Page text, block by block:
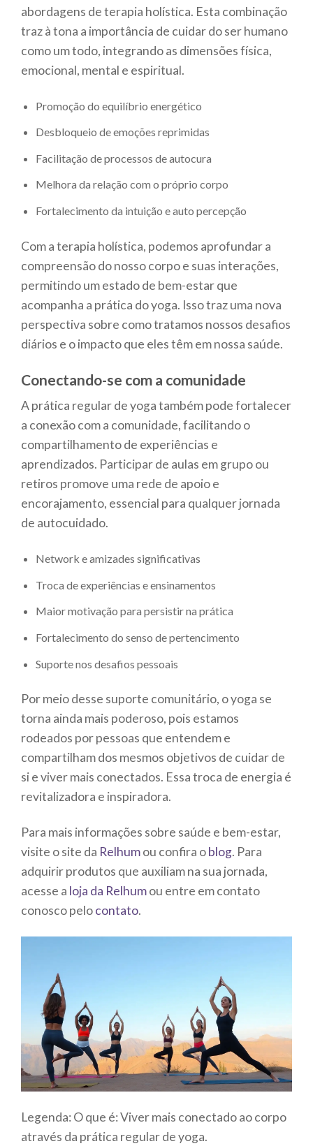
abordagens de terapia holística. Esta combinação
traz à tona a importância de cuidar do ser humano
como um todo, integrando as dimensões física,
emocional, mental e espiritual.
Promoção do equilíbrio energético
Desbloqueio de emoções reprimidas
Facilitação de processos de autocura
Melhora da relação com o próprio corpo
Fortalecimento da intuição e auto percepção
Com a terapia holística, podemos aprofundar a
compreensão do nosso corpo e suas interações,
permitindo um estado de bem-estar que
acompanha a prática do yoga. Isso traz uma nova
perspectiva sobre como tratamos nossos desafios
diários e o impacto que eles têm em nossa saúde.
Conectando-se com a comunidade
A prática regular de yoga também pode fortalecer
a conexão com a comunidade, facilitando o
compartilhamento de experiências e
aprendizados. Participar de aulas em grupo ou
retiros promove uma rede de apoio e
encorajamento, essencial para qualquer jornada
de autocuidado.
Network e amizades significativas
Troca de experiências e ensinamentos
Maior motivação para persistir na prática
Fortalecimento do senso de pertencimento
Suporte nos desafios pessoais
Por meio desse suporte comunitário, o yoga se
torna ainda mais poderoso, pois estamos
rodeados por pessoas que entendem e
compartilham dos mesmos objetivos de cuidar de
si e viver mais conectados. Essa troca de energia é
revitalizadora e inspiradora.
Para mais informações sobre saúde e bem-estar,
visite o site da Relhumou confira oblog. Para
adquirir produtos que auxiliam na sua jornada,
acesse a loja da Relhumou entre em contato
conosco pelocontato.
Legenda: O que é: Viver mais conectado ao corpo
através da prática regular de yoga.